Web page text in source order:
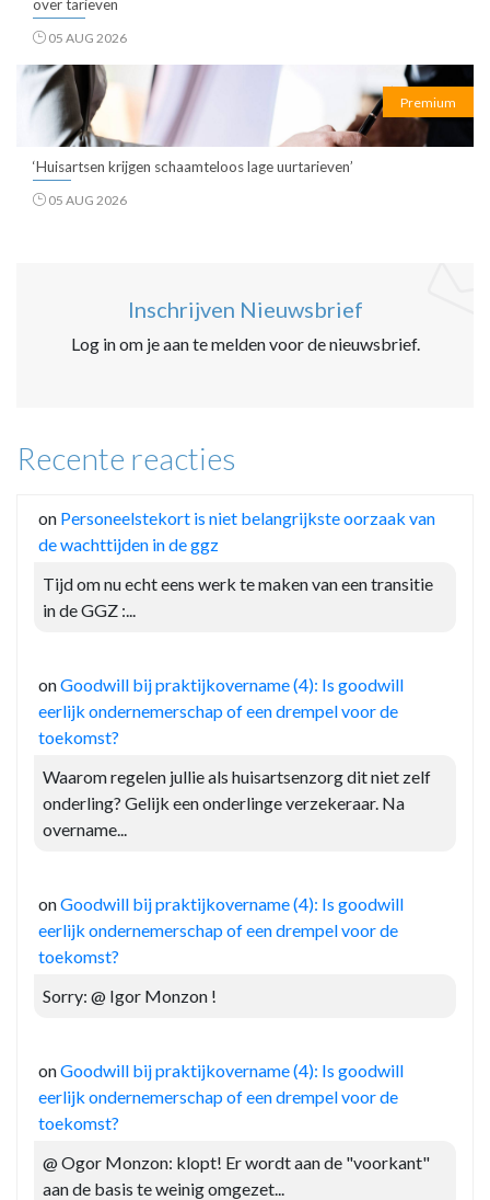
over tarieven
05 AUG 2026
Premium
‘Huisartsen krijgen schaamteloos lage uurtarieven’
05 AUG 2026
Inschrijven Nieuwsbrief
Log in om je aan te melden voor de nieuwsbrief.
Recente reacties
on Personeelstekort is niet belangrijkste oorzaak van
de wachttijden in de ggz
Tijd om nu echt eens werk te maken van een transitie
in de GGZ :...
onGoodwill bij praktijkovername (4): Is goodwill
eerlijk ondernemerschap of een drempel voor de
toekomst?
Waarom regelen jullie als huisartsenzorg dit niet zelf
onderling? Gelijk een onderlinge verzekeraar. Na
overname...
onGoodwill bij praktijkovername (4): Is goodwill
eerlijk ondernemerschap of een drempel voor de
toekomst?
Sorry: @ Igor Monzon !
onGoodwill bij praktijkovername (4): Is goodwill
eerlijk ondernemerschap of een drempel voor de
toekomst?
@ Ogor Monzon: klopt! Er wordt aan de "voorkant"
aan de basis te weinig omgezet...